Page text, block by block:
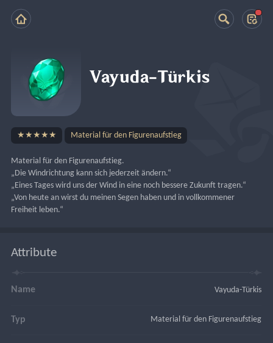
Vayuda-Türkis
★★★★★ Material für den Figurenaufstieg
Material für den Figurenaufstieg.
„Die Windrichtung kann sich jederzeit ändern.“
„Eines Tages wird uns der Wind in eine noch bessere Zukunft tragen.“
„Von heute an wirst du meinen Segen haben und in vollkommener
Freiheit leben.“
Attribute
Name Vayuda-Türkis
Typ Material für den Figurenaufstieg